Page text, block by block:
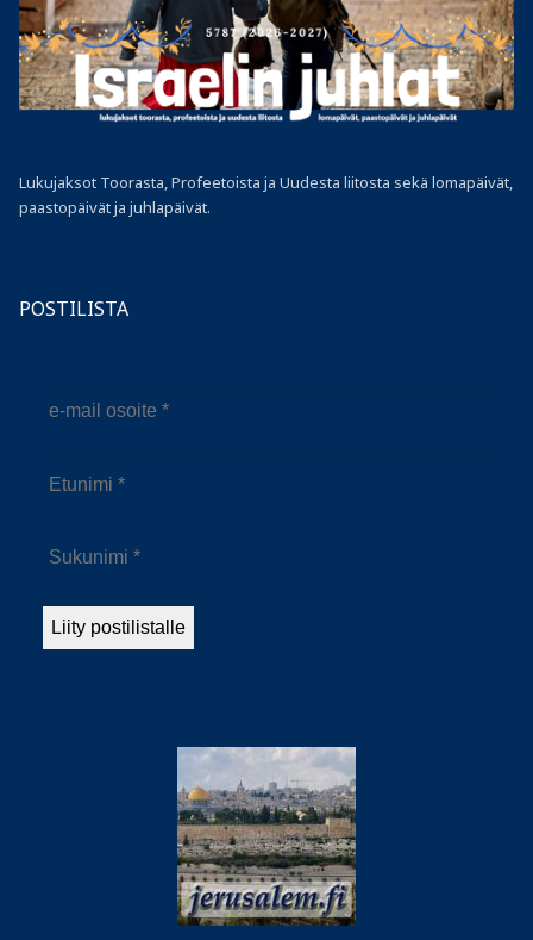
Lukujaksot Toorasta, Profeetoista ja Uudesta liitosta sekä lomapäivät,
paastopäivät ja juhlapäivät.
POSTILISTA